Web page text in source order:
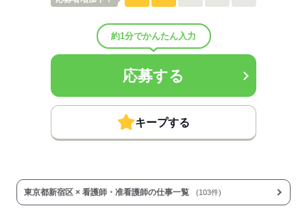
応募する
約1分でかんたん入力
応募する
キープする
東京都新宿区 × 看護師・准看護師の仕事一覧 (103件)